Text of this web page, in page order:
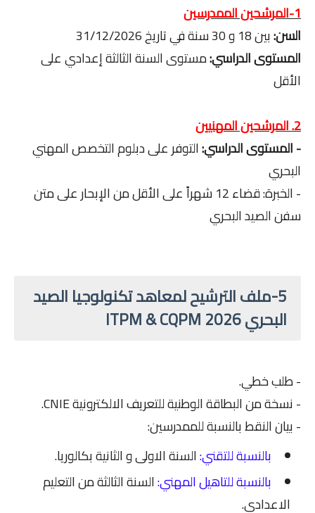
1-المرشحين الممدرسين
السن:بين 18 و 30 سنة في تاريخ 31/12/2026
المستوى الدراسي:مستوى السنة الثالثة إعدادي على
الأقل
2. المرشحين المهنيين
- المستوى الدراسي:التوفر على دبلوم التخصص المهني
البحري
- الخبرة: قضاء 12 شهراً على الأقل من الإبحار على متن
سفن الصيد البحري
5-ملف الترشيح لمعاهد تكنولوجيا الصيد
البحري ITPM & CQPM 2026
- طلب خطي.
- نسخة من البطاقة الوطنية للتعريف الالكترونية CNIE.
- بيان النقط بالنسبة للممدرسين:
بالنسبة للتقني:السنة الاولى و الثانية بكالوريا.
بالنسبة للتاهيل المهني:السنة الثالثة من التعليم
الاعدادي.